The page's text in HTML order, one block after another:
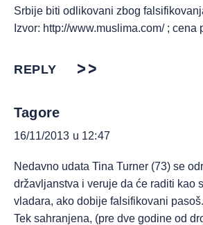
Srbije biti odlikovani zbog
Izvor: http://www.muslima.com/; cena
REPLY
Tagore
16/11/2013 u 12:47
Nedavno udata Tina Turner (73) se
državljanstva i veruje da će raditi kao
vladara, ako dobije falsifikovani pasoš.
Tek sahranjena, (pre dve godine od